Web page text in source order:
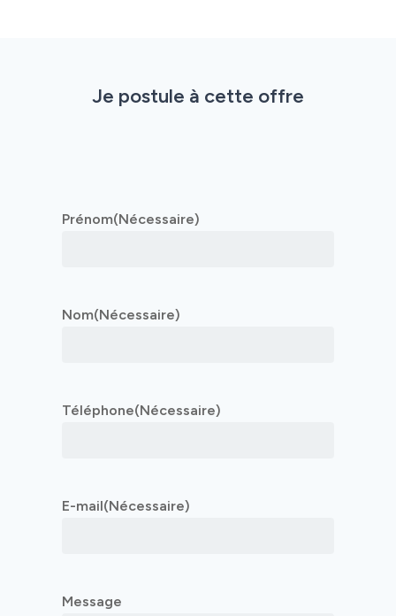
Je postule à cette offre
Prénom(Nécessaire)
Nom(Nécessaire)
Téléphone(Nécessaire)
E-mail(Nécessaire)
Message
Domaines d’activité
Innovation